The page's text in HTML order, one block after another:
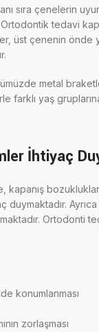
sıra çenelerin
tedavi
üst çenenin önde
metal
farklı yaş
İhtiyaç
kapanış
duymaktadır.
Ortodonti
konumlanması
zorlaşması